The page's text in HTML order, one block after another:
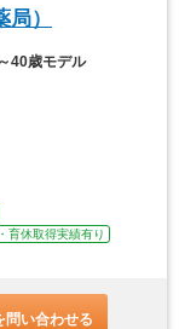
）
40歳モデル
育休取得実績有り
問い合わせる